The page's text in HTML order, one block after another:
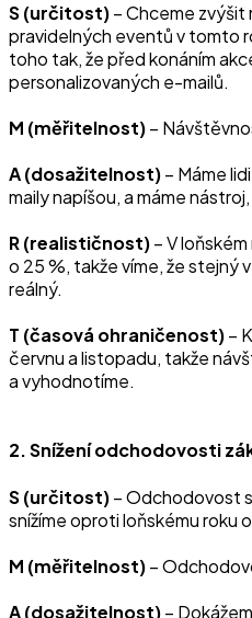
S (určitost)– Chceme
pravidelných eventů v tomto
toho tak, že před konáním
personalizovaných e-mailů.
M (měřitelnost)–
A (dosažitelnost)– Máme
maily napíšou, a máme
R (realističnost)– V
o 25 %, takže víme, že stejný
reálný.
T (časová ohraničenost)–
červnu a listopadu, takže
a vyhodnotíme.
2. Snížení odchodovosti
S (určitost)– Odchodovost
snížíme oproti loňskému roku
M (měřitelnost)–
A (dosažitelnost)–